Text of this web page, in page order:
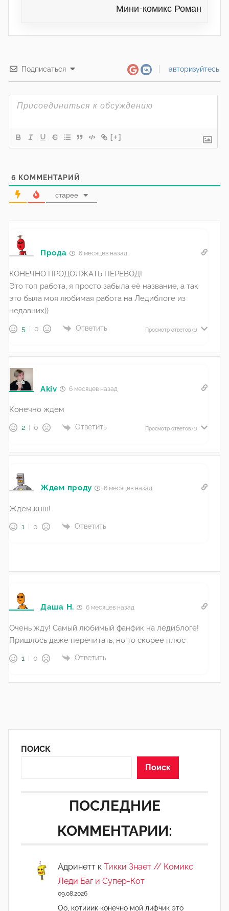
Мини-комикс Роман
Подписаться авторизуйтесь
[+]
6 КОММЕНТАРИЙ
старее
Прода 6 месяцев назад
КОНЕЧНО ПРОДОЛЖАТЬ ПЕРЕВОД!
Это топ работа, я просто забыла её название, а так
это была моя любимая работа на Ледиблоге из
недавних))
5 0 Ответить Просмотр ответов (1)
Akiv 6 месяцев назад
Конечно ждём
2 0 Ответить Просмотр ответов (1)
Ждем проду 6 месяцев назад
Ждем кнш!
1 0 Ответить
Даша Н. 6 месяцев назад
Очень жду! Самый любимый фанфик на ледиблоге!
Пришлось даже перечитать, но то скорее плюс
1 0 Ответить
ПОИСК
Поиск
ПОСЛЕДНИЕ
КОММЕНТАРИИ:
Адринетт к Тикки Знает // Комикс
Леди Баг и Супер-Кот
09.08.2026
Оо, котииик конечно мой лифчик это